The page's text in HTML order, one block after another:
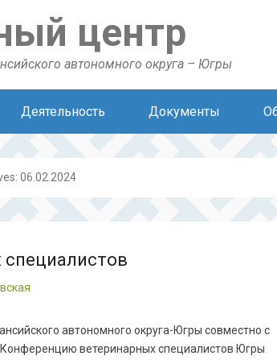
центр
автономного округа – Югры
Деятельность Документы
06.02.2024
автономного округа-Югры совместно с
ветеринарных специалистов Югры